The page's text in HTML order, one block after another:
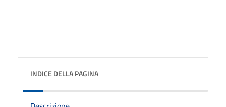
INDICE DELLA PAGINA